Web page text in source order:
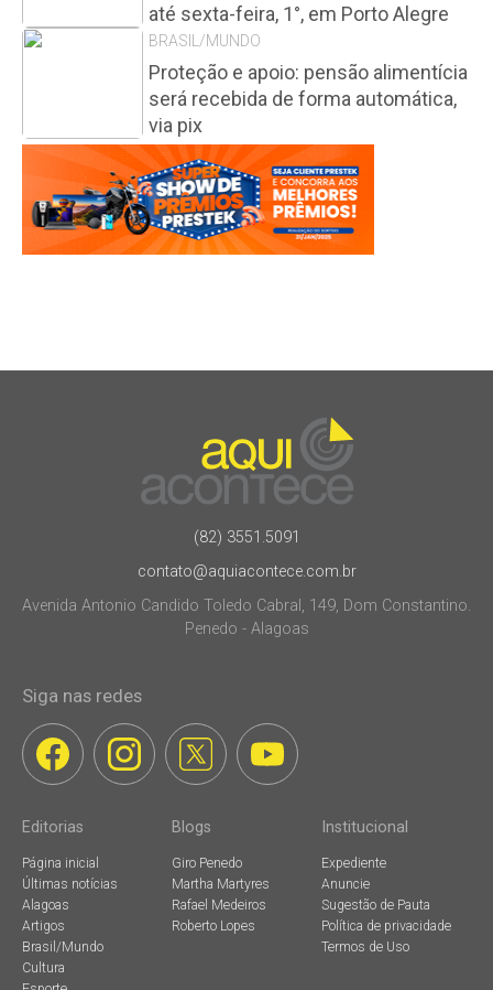
até sexta-feira, 1°, em Porto Alegre
BRASIL/MUNDO
Proteção e apoio: pensão alimentícia
será recebida de forma automática,
via pix
(82) 3551.5091
contato@aquiacontece.com.br
Avenida Antonio Candido Toledo Cabral, 149, Dom Constantino.
Penedo - Alagoas
Siga nas redes
Editorias
Página inicial
Últimas notícias
Alagoas
Artigos
Brasil/Mundo
Cultura
Blogs
Giro Penedo
Martha Martyres
Rafael Medeiros
Roberto Lopes
Institucional
Expediente
Anuncie
Sugestão de Pauta
Política de privacidade
Termos de Uso